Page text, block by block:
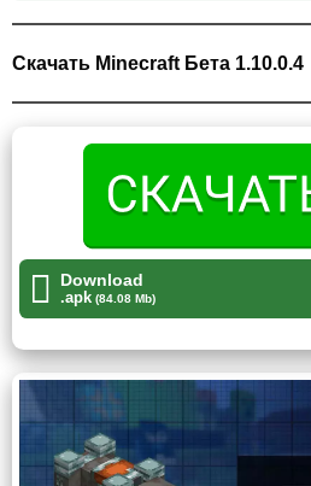
Блоки
Кафедра — это мебельный блок,
использовать для создания
пиксельном пространстве. На
книгу, что делает его удобным
библиотек или кабинетов.
замечательный способ
уникальный вид.
Костёр является важным
Скачать Minecraft Бета 1.10.0.4
Download
.apk(84.08 Mb)